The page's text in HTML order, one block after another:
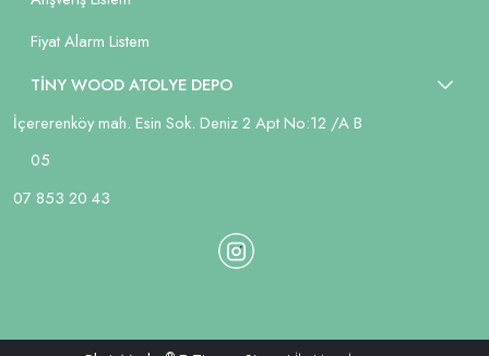
Fiyat Alarm Listem
TİNY WOOD ATOLYE DEPO
İçererenköy mah. Esin Sok. Deniz 2 Apt No:12 /A B
05
07 853 20 43